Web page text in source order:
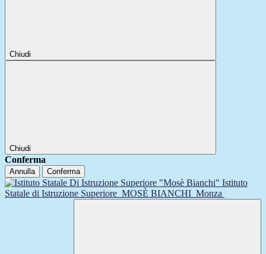
Chiudi
Chiudi
Conferma
Annulla Conferma
Istituto
Statale di Istruzione Superiore MOSÈ BIANCHI Monza